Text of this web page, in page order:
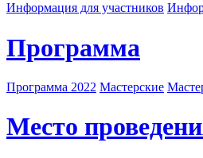
Информация для участников
Программа
Программа 2022 Мастерские
Место